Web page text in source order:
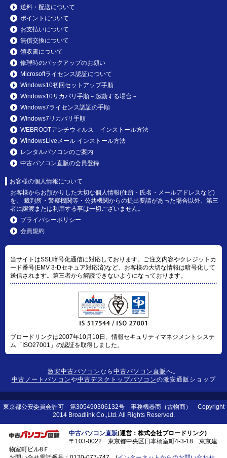
送料・配送について
ポイントについて
お支払いについて
無償交換について
領収書について
修理時のバックアップのお願い
Microsoftライセンス認証について
Windows10初回セットアップ手順
Windows10リカバリ手順－起動する場合－
Windows7ライセンス認証の手順
Windows7リカバリ手順
WEBROOTアンチウィルス インストール方法
WindowsLiveメール インストール方法
レンタルパソコンのご案内
中古パソコン直販の会員登録
お客様の個人情報について
お客様からお預かりした大切な個人情報(住所・氏名・メールアドレスなど)
を、 裁判所・警察機関等・公共機関からの提出要請があった場合以外、第三
者に譲渡または利用する事は一切ございません。
プライバシーポリシー
会員規約
当サイトはSSL暗号化通信に対応しております。ご注文内容やクレジットカ
ード番号(EMV 3-Dセキュア対応済)など、お客様の大切な情報は暗号化して
送信されます。第三者から解読できないようになっております。
ブロードリンクは2007年10月10日、情報セキュリティマネジメントシステ
ム「ISO27001」の認証を取得しました。
激安中古パソコンなら 中古パソコン直販へ。
中古ノートパソコンや中古デスクトップパソコンの激安通販ショップ
東京都公安委員会許可 第305490306132号 事務機器商（古物商） Copyright
2014 Broadlink Co.,Ltd. All Rights Reserved.
中古パソコン直販(運営：株式会社ブロードリンク)
〒103-0022 東京都中央区日本橋室町4-3-18 東京建
物室町ビル8Ｆ